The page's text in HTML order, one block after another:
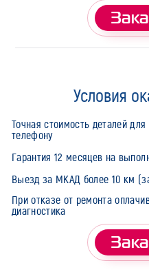
Условия
Точная стоимость деталей
телефону
Гарантия 12 месяцев на
Выезд за МКАД более 10 км
При отказе от ремонта
диагностика